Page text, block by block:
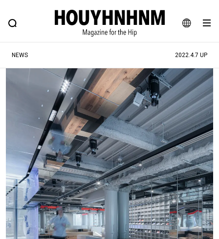
JA
EN
FEATURE BLOG SNAP
ヒップなファッション、カルチャー、ライフスタイルWEBマガジン
#注目のタグ
#SHOPPING ADDICT #憧れの逸品
#ESSENTIAL DESIGNS #古着サミット
#NEW VINTAGE #マイナーグッド図鑑
#路地裏てぃーん。 #MONTHLY JOURNAL
#GH 銘品の所以 #フイナムのYouTube
#Commune H #FOCUS IT #AH.H
#ととけん #FASHION #MUSIC #MOVIE
#LIFESTYLE #SNEAKER #OUTDOOR
#SPORTS #HANDSOME HANDBOOK
NEWS 2022.4.7 UP